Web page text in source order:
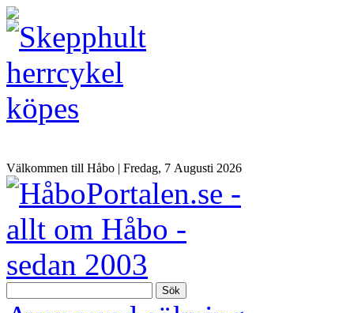
Välkommen till Håbo | Fredag, 7 Αugusti 2026
Sök